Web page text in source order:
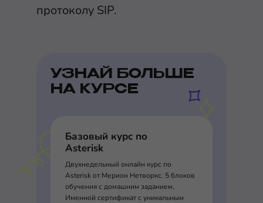
протоколу SIP.
УЗНАЙ БОЛЬШЕ
НА КУРСЕ
Базовый курс по
Asterisk
Двухнедельный онлайн курс по
Asterisk от Мерион Нетворкс. 5 блоков
обучения с домашним заданием.
Именной сертификат с уникальным